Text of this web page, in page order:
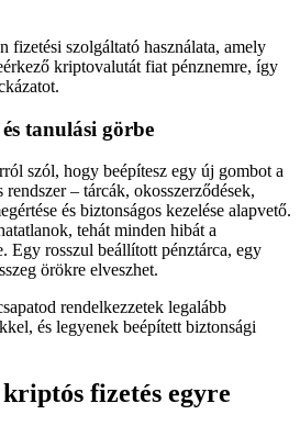
fizetési szolgáltató használata, amely
kriptovalutát fiat pénznemre, így
tanulási görbe
szól, hogy beépítesz egy új gombot a
– tárcák, okosszerződések,
és biztonságos kezelése alapvető.
tehát minden hibát a
Egy rosszul beállított pénztárca, egy
örökre elveszhet.
rendelkezzetek legalább
és legyenek beépített biztonsági
fizetés egyre